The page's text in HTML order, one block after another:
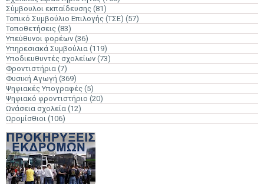
Σύμβουλοι εκπαίδευσης (81)
Τοπικό Συμβούλιο Επιλογής (ΤΣΕ) (57)
Τοποθετήσεις (83)
Υπεύθυνοι φορέων (36)
Υπηρεσιακά Συμβούλια (119)
Υποδιευθυντές σχολείων (73)
Φροντιστήρια (7)
Φυσική Αγωγή (369)
Ψηφιακές Υπογραφές (5)
Ψηφιακό φροντιστήριο (20)
Ωνάσεια σχολεία (12)
Ωρομίσθιοι (106)